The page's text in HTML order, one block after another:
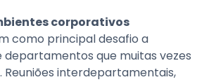
corporativos
como principal desafio a
que muitas vezes
Reuniões interdepartamentais,